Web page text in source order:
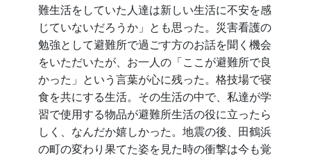
難生活をしていた人達は新しい生活に不安を感
じていないだろうか」とも思った。災害看護の
勉強として避難所で過ごす方のお話を聞く機会
をいただいたが、お一人の「ここが避難所で良
かった」という言葉が心に残った。格技場で寝
食を共にする生活。その生活の中で、私達が学
習で使用する物品が避難所生活の役に立ったら
しく、なんだか嬉しかった。地震の後、田鶴浜
の町の変わり果てた姿を見た時の衝撃は今も覚